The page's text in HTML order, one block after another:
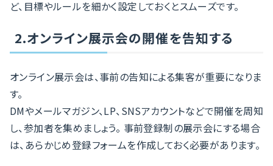
ど、目標やルールを細かく設定しておくとスムーズです。
2.オンライン展示会の開催を告知する
オンライン展示会は、事前の告知による集客が重要になりま
す。
DMやメールマガジン、LP、SNSアカウントなどで開催を周知
し、参加者を集めましょう。 事前登録制の展示会にする場合
は、あらかじめ登録フォームを作成しておく必要があります。